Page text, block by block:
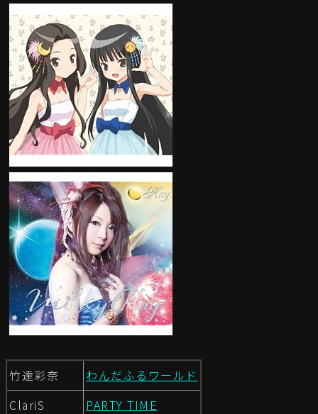
竹達彩奈
わんだふるワールド
ClariS
PARTY TIME